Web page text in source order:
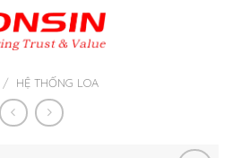
/ HỆ THỐNG LOA